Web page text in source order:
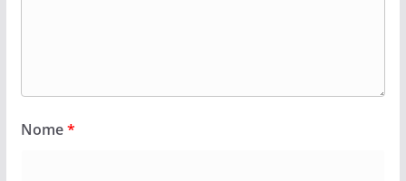
Nome*